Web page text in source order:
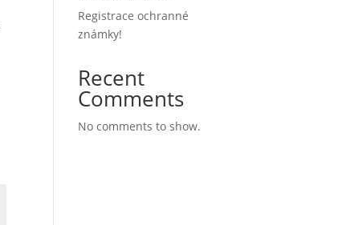
Registrace ochranné
známky!
Recent
Comments
No comments to show.